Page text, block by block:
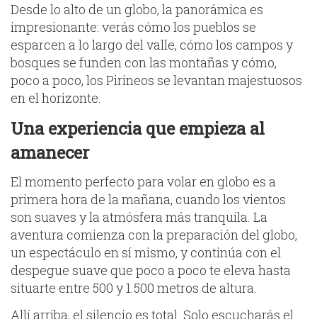
Desde lo alto de un globo, la panorámica es
impresionante: verás cómo los pueblos se
esparcen a lo largo del valle, cómo los campos y
bosques se funden con las montañas y cómo,
poco a poco, los Pirineos se levantan majestuosos
en el horizonte.
Una experiencia que empieza al
amanecer
El momento perfecto para volar en globo es a
primera hora de la mañana, cuando los vientos
son suaves y la atmósfera más tranquila. La
aventura comienza con la preparación del globo,
un espectáculo en sí mismo, y continúa con el
despegue suave que poco a poco te eleva hasta
situarte entre 500 y 1.500 metros de altura.
Allí arriba, el silencio es total. Solo escucharás el